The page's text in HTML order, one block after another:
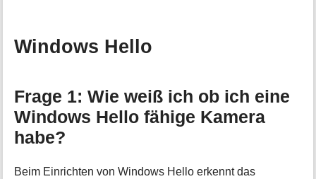
Windows Hello
Frage 1: Wie weiß ich ob ich eine
Windows Hello fähige Kamera
habe?
Beim Einrichten von Windows Hello erkennt das